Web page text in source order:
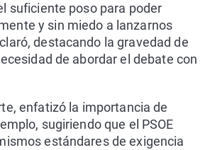
suficiente poso para poder
y sin miedo a lanzarnos
destacando la gravedad de
de abordar el debate con
enfatizó la importancia de
sugiriendo que el PSOE
estándares de exigencia